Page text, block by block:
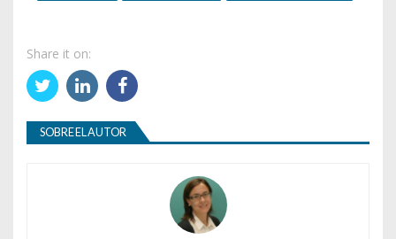
Share it on:
SOBRE EL AUTOR